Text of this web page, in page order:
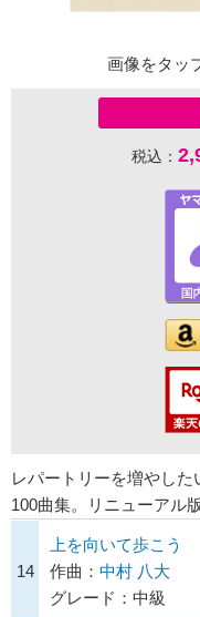
画像をタッ
税込：
レパートリーを増やし
100曲集。リニューアル
14
上を向いて歩こう
作曲： 中村 八大
グレード：中級